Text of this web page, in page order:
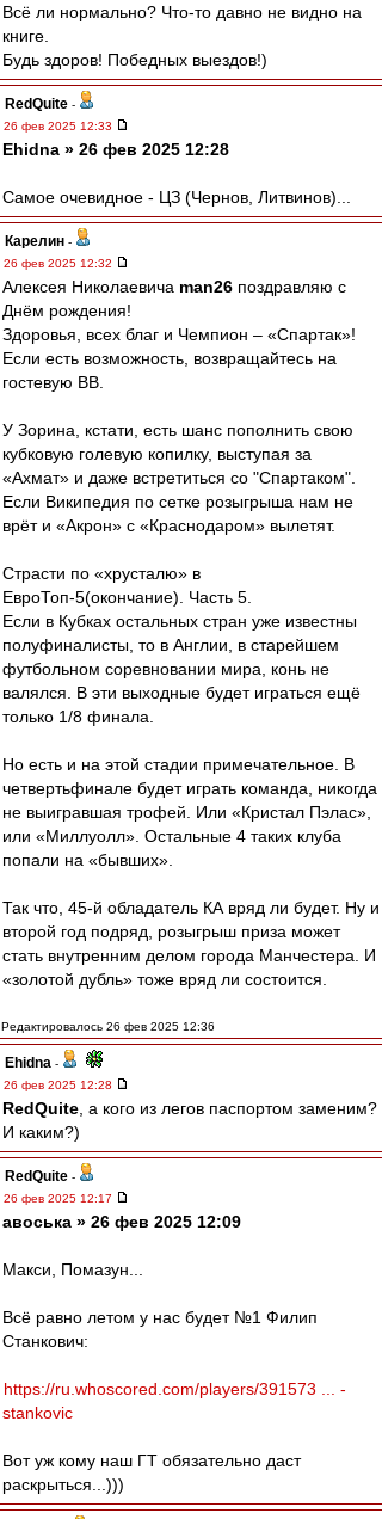
Всё ли нормально? Что-то давно не видно на
книге.
Будь здоров! Победных выездов!)
RedQuite -
26 фев 2025 12:33
Ehidna » 26 фев 2025 12:28
Самое очевидное - ЦЗ (Чернов, Литвинов)...
Карелин -
26 фев 2025 12:32
Алексея Николаевича man26 поздравляю с
Днём рождения!
Здоровья, всех благ и Чемпион – «Спартак»!
Если есть возможность, возвращайтесь на
гостевую ВВ.
У Зорина, кстати, есть шанс пополнить свою
кубковую голевую копилку, выступая за
«Ахмат» и даже встретиться со "Спартаком".
Если Википедия по сетке розыгрыша нам не
врёт и «Акрон» с «Краснодаром» вылетят.
Страсти по «хрусталю» в
ЕвроТоп-5(окончание). Часть 5.
Если в Кубках остальных стран уже известны
полуфиналисты, то в Англии, в старейшем
футбольном соревновании мира, конь не
валялся. В эти выходные будет играться ещё
только 1/8 финала.
Но есть и на этой стадии примечательное. В
четвертьфинале будет играть команда, никогда
не выигравшая трофей. Или «Кристал Пэлас»,
или «Миллуолл». Остальные 4 таких клуба
попали на «бывших».
Так что, 45-й обладатель КА вряд ли будет. Ну и
второй год подряд, розыгрыш приза может
стать внутренним делом города Манчестера. И
«золотой дубль» тоже вряд ли состоится.
Редактировалось 26 фев 2025 12:36
Ehidna -
26 фев 2025 12:28
RedQuite , а кого из легов паспортом заменим?
И каким?)
RedQuite -
26 фев 2025 12:17
авоська » 26 фев 2025 12:09
Макси, Помазун...
Всё равно летом у нас будет №1 Филип
Станкович:
https://ru.whoscored.com/players/391573 ... -
stankovic
Вот уж кому наш ГТ обязательно даст
раскрыться...)))